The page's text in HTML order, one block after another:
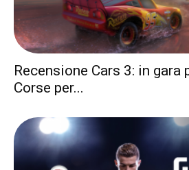
Recensione Cars 3: in
Corse per...